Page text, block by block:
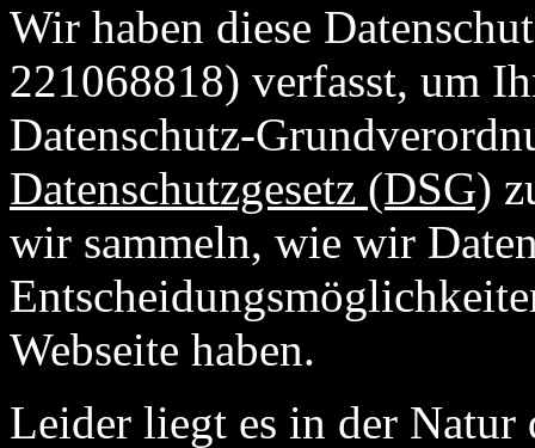
Wir haben diese
221068818) verfasst, um
Datenschutz-
Datenschutzgesetz (DSG)
wir sammeln, wie wir
Webseite haben.
Leider liegt es in der Natur